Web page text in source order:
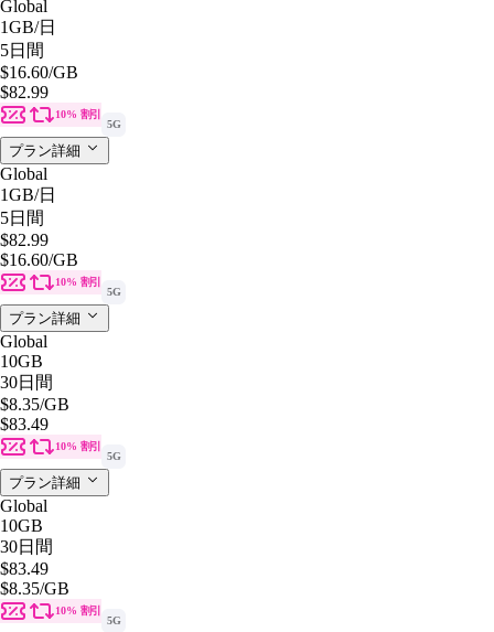
Global
1GB/日
5日間
$16.60/GB
$82.99
10% 割引
5G
プラン詳細
Global
1GB/日
5日間
$82.99
$16.60/GB
10% 割引
5G
プラン詳細
Global
10GB
30日間
$8.35/GB
$83.49
10% 割引
5G
プラン詳細
Global
10GB
30日間
$83.49
$8.35/GB
10% 割引
5G